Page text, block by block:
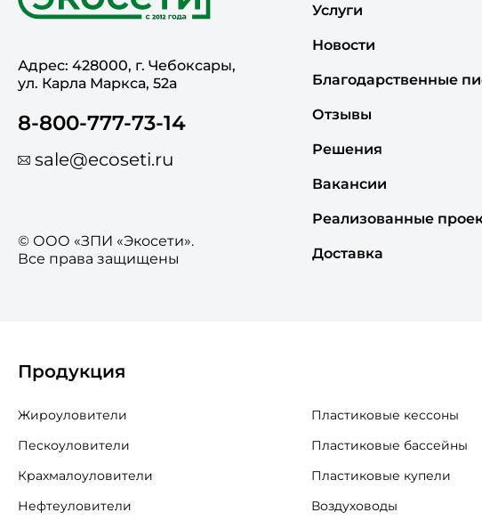
Адрес: 428000, г. Чебоксары,
ул. Карла Маркса, 52а
8-800-777-73-14
sale@ecoseti.ru
© ООО «ЗПИ «Экосети».
Все права защищены
Услуги
Новости
Благодарственные
Отзывы
Решения
Вакансии
Реализованные
Доставка
Продукция
Жироуловители
Пескоуловители
Крахмалоуловители
Нефтеуловители
Пластиковые кессоны
Пластиковые бассейны
Пластиковые купели
Воздуховоды